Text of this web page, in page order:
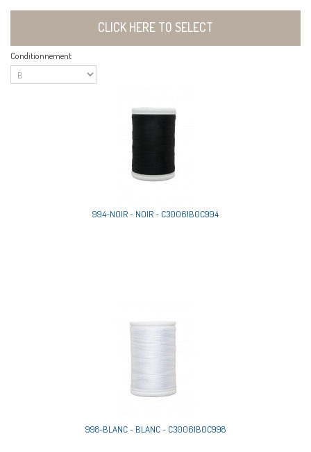
CLICK HERE TO SELECT
Conditionnement
994-NOIR - NOIR - C30061B0C994
998-BLANC - BLANC - C30061B0C998